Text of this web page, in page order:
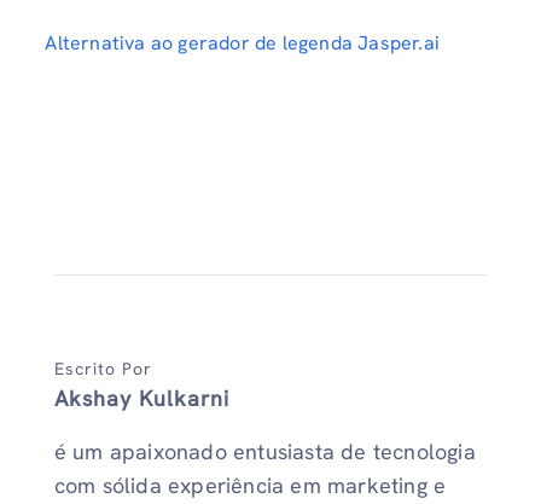
Alternativa ao gerador de legenda Jasper.ai
Escrito Por
Akshay Kulkarni
é um apaixonado entusiasta de tecnologia
com sólida experiência em marketing e